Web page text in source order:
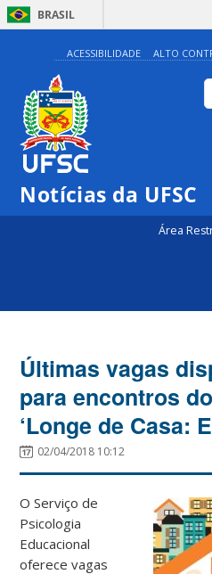
BRASIL
ACESSIBILIDADE ALTO
Notícias da UFSC
Área
Últimas vagas
para encontros
‘Longe de Casa:
02/04/2018 10:12
O Serviço de
Psicologia
Educacional
oferece vagas